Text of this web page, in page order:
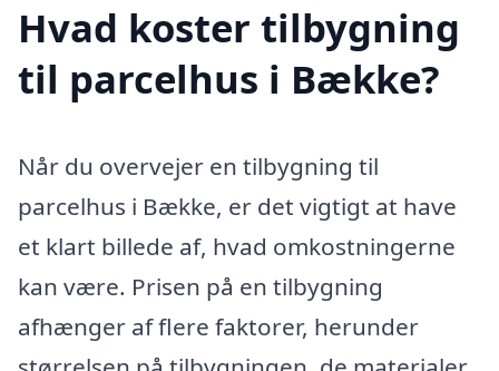
Hvad koster tilbygning
til parcelhus i Bække?
Når du overvejer en tilbygning til
parcelhus i Bække, er det vigtigt at have
et klart billede af, hvad omkostningerne
kan være. Prisen på en tilbygning
afhænger af flere faktorer, herunder